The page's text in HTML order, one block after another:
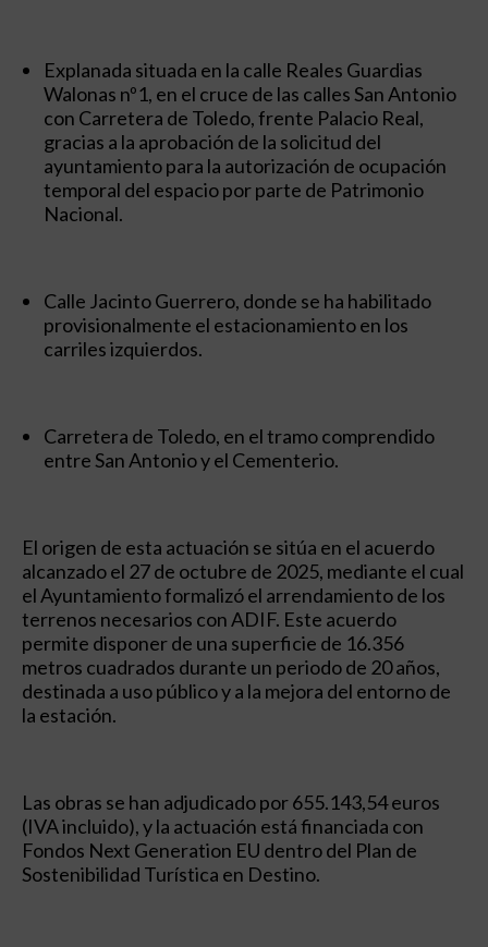
Explanada situada en la calle Reales Guardias
Walonas nº1, en el cruce de las calles San Antonio
con Carretera de Toledo, frente Palacio Real,
gracias a la aprobación de la solicitud del
ayuntamiento para la autorización de ocupación
temporal del espacio por parte de Patrimonio
Nacional.
Calle Jacinto Guerrero, donde se ha habilitado
provisionalmente el estacionamiento en los
carriles izquierdos.
Carretera de Toledo, en el tramo comprendido
entre San Antonio y el Cementerio.
El origen de esta actuación se sitúa en el acuerdo
alcanzado el 27 de octubre de 2025, mediante el cual
el Ayuntamiento formalizó el arrendamiento de los
terrenos necesarios con ADIF. Este acuerdo
permite disponer de una superficie de 16.356
metros cuadrados durante un periodo de 20 años,
destinada a uso público y a la mejora del entorno de
la estación.
Las obras se han adjudicado por 655.143,54 euros
(IVA incluido), y la actuación está financiada con
Fondos Next Generation EU dentro del Plan de
Sostenibilidad Turística en Destino.